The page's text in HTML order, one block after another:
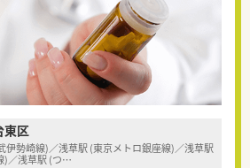
東区
伊勢崎線)／浅草駅 (東京メトロ銀座線)／浅草駅
)／浅草駅 (つ…